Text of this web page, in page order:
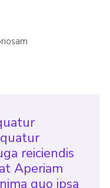
reiciendis
Aperiam
quo ipsa